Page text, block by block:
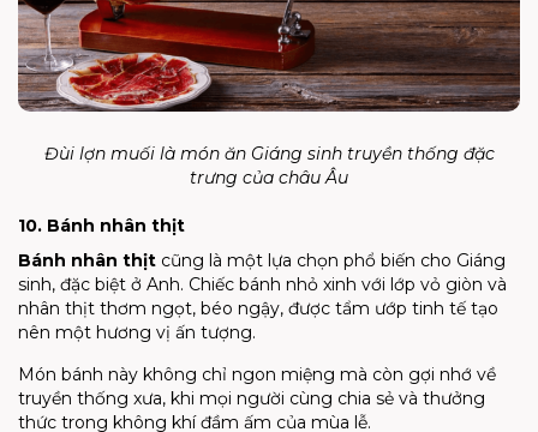
Đùi lợn muối là món ăn Giáng sinh truyền thống đặc
trưng của châu Âu
10. Bánh nhân thịt
Bánh nhân thịt cũng là một lựa chọn phổ biến cho Giáng
sinh, đặc biệt ở Anh. Chiếc bánh nhỏ xinh với lớp vỏ giòn và
nhân thịt thơm ngọt, béo ngậy, được tẩm ướp tinh tế tạo
nên một hương vị ấn tượng.
Món bánh này không chỉ ngon miệng mà còn gợi nhớ về
truyền thống xưa, khi mọi người cùng chia sẻ và thưởng
thức trong không khí đầm ấm của mùa lễ.